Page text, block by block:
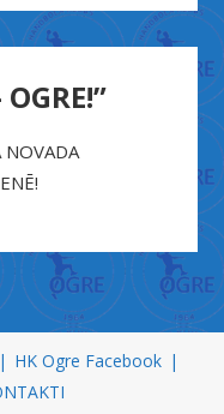
NOVADA
HK Ogre Facebook